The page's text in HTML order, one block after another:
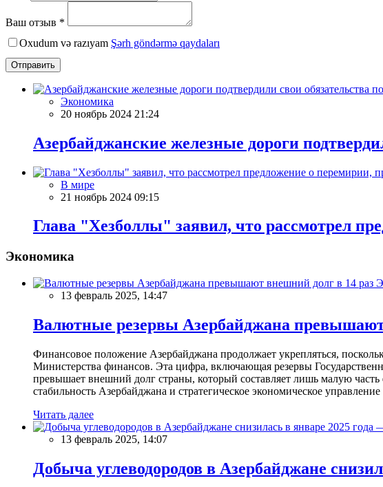
Ваш отзыв *
Oxudum və razıyam Şərh göndərmə qaydaları
Отправить
Экономика
20 ноябрь 2024 21:24
Азербайджанские железные дороги
В мире
21 ноябрь 2024 09:15
Глава "Хезболлы" заявил, что рассмотрел
Экономика
13 февраль 2025, 14:47
Валютные резервы Азербайджана
Финансовое положение Азербайджана продолжает укрепляться,
Министерства финансов. Эта цифра, включающая резервы
превышает внешний долг страны, который составляет лишь малую
стабильность Азербайджана и стратегическое экономическое управление
Читать далее
13 февраль 2025, 14:07
Добыча углеводородов в Азербайджане